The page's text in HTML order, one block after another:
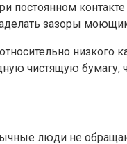
постоянном
зазоры моющим
низкого
чистящую бумагу,
люди не